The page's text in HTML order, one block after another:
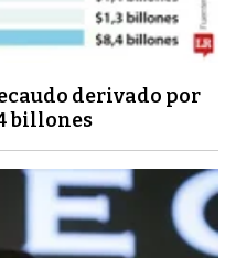
derivado por
billones